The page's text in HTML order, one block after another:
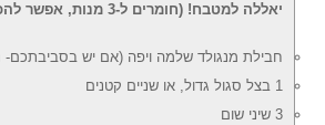
יאללה למטבח! (חומרים ל-3 מנות, אפשר להכפיל אם רוצים יותר)
חבילת מנגולד שלמה ויפה (אם יש בסביבתכם-
1 בצל סגול גדול, או שניים קטנים
3 שיני שום